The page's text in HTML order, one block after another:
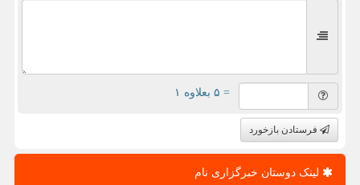
= ۵ بعلاوه ۱
فرستادن بازخورد
لینک دوستان خبرگزاری نام